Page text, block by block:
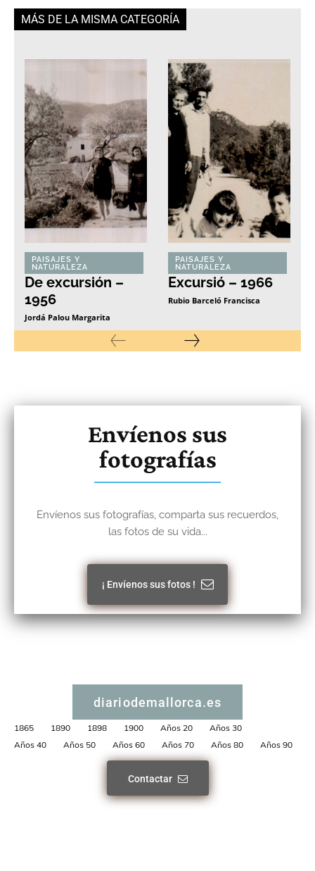
MÁS DE LA MISMA CATEGORÍA
PAISAJES Y
NATURALEZA
De excursión –
1956
Jordá Palou Margarita
PAISAJES Y
NATURALEZA
Excursió – 1966
Rubio Barceló Francisca
Envíenos sus
fotografías
Envíenos sus fotografías, comparta sus recuerdos,
las fotos de su vida...
¡ Envíenos sus fotos !
diariodemallorca.es
1865 1890 1898 1900 Años 20
Años 30
Años 40
Años 50 Años 60 Años 70 Años 80 Años 90
Contactar